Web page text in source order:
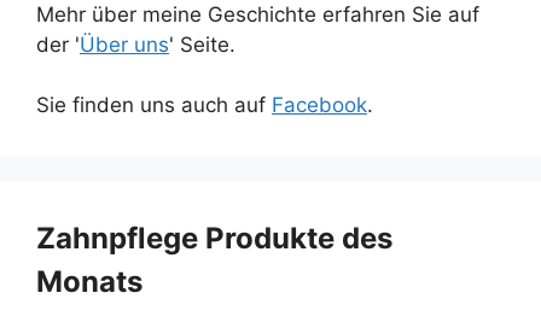
Mehr über meine Geschichte erfahren Sie auf
der 'Über uns' Seite.
Sie finden uns auch auf Facebook.
Zahnpflege Produkte des
Monats